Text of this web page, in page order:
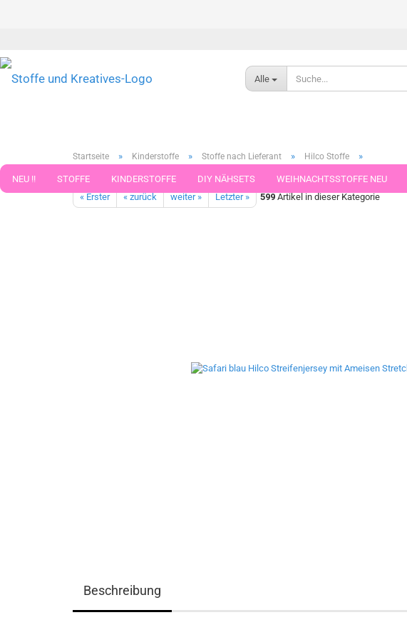
Alle
NEU !! STOFFE KINDERSTOFFE DIY NÄHSETS WEIHNACHTSSTOFFE NEU
WEBBAND WEBBÄNDER NÄHZUBEHÖR WOLLE UND ZUBEHÖR
Startseite » Kinderstoffe » Stoffe nach Lieferant » Hilco Stoffe »
« Erster « zurück weiter » Letzter » 599 Artikel in dieser Kategorie
Beschreibung